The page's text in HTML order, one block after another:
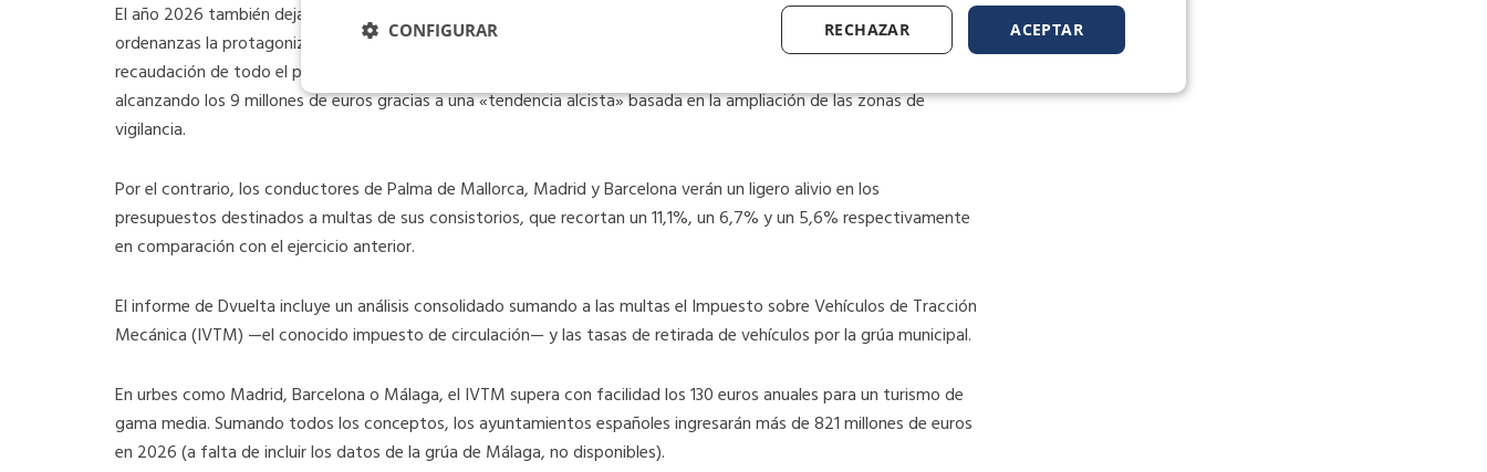
El año 2026 también deja marcados cambios de tendencia en las directrices locales. La cara más severa de las
ordenanzas la protagoniza Las Palmas de Gran Canaria, que registra el mayor incremento porcentual de
recaudación de todo el país. La capital canaria ha aumentado un 9,4% sus ingresos por multas respecto a 2025,
alcanzando los 9 millones de euros gracias a una «tendencia alcista» basada en la ampliación de las zonas de
vigilancia.
Por el contrario, los conductores de Palma de Mallorca, Madrid y Barcelona verán un ligero alivio en los
presupuestos destinados a multas de sus consistorios, que recortan un 11,1%, un 6,7% y un 5,6% respectivamente
en comparación con el ejercicio anterior.
El informe de Dvuelta incluye un análisis consolidado sumando a las multas el Impuesto sobre Vehículos de Tracción
Mecánica (IVTM) —el conocido impuesto de circulación— y las tasas de retirada de vehículos por la grúa municipal.
En urbes como Madrid, Barcelona o Málaga, el IVTM supera con facilidad los 130 euros anuales para un turismo de
gama media. Sumando todos los conceptos, los ayuntamientos españoles ingresarán más de 821 millones de euros
en 2026 (a falta de incluir los datos de la grúa de Málaga, no disponibles).
ACEPTAR
RECHAZAR
CONFIGURAR